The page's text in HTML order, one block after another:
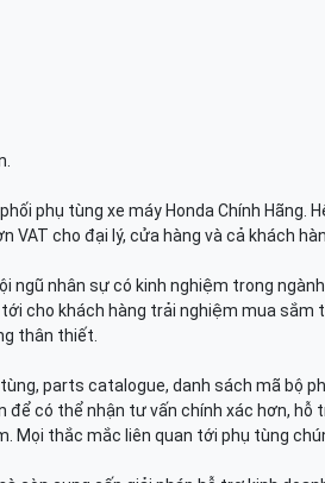
phụ tùng xe máy Honda Chính Hãng.
cho đại lý, cửa hàng và cả khách
ngũ nhân sự có kinh nghiệm trong
cho khách hàng trải nghiệm mua sắm
thân thiết.
parts catalogue, danh sách mã bộ
để có thể nhận tư vấn chính xác hơn, hỗ
Mọi thắc mắc liên quan tới phụ tùng